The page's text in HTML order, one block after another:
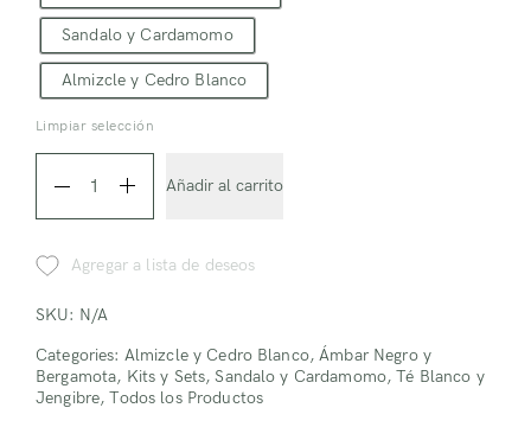
Sandalo y Cardamomo
Almizcle y Cedro Blanco
Limpiar selección
+
Jabón
Sólido
quantity
Añadir al carrito
Agregar a lista de deseos
SKU: N/A
Categories: Almizcle y Cedro Blanco,Ámbar Negro y
Bergamota, Kits y Sets,Sandalo y Cardamomo,Té Blanco y
Jengibre,Todos los Productos